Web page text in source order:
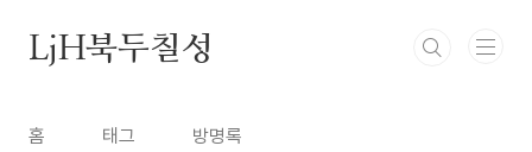
LjH북두칠성
홈 태그 방명록